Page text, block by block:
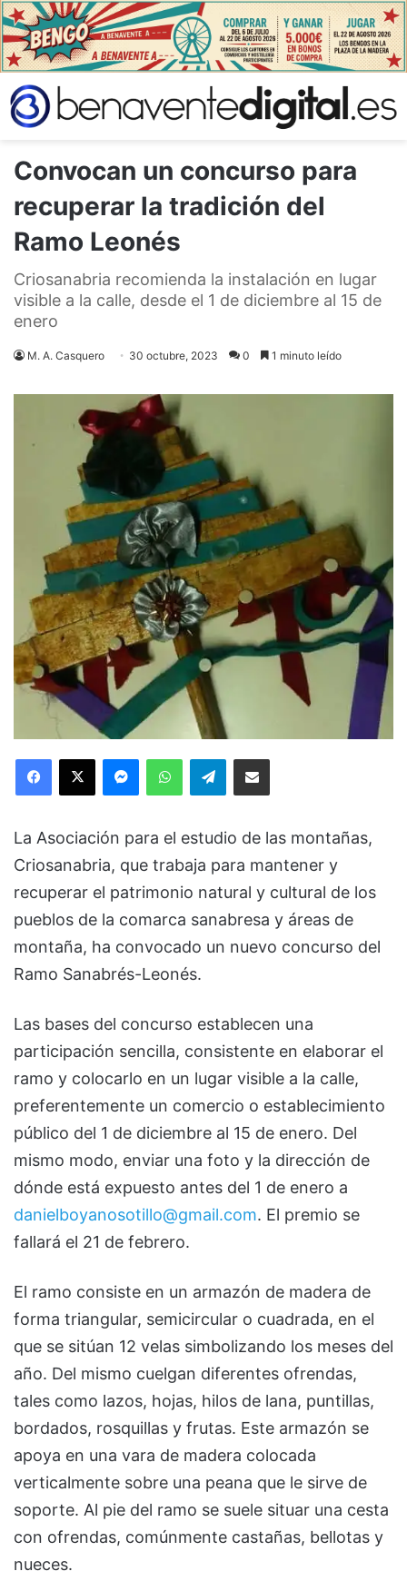
Convocan un concurso para
recuperar la tradición del
Ramo Leonés
Criosanabria recomienda la instalación en lugar
visible a la calle, desde el 1 de diciembre al 15 de
enero
M. A. Casquero 30 octubre, 2023 0 1 minuto leído
Facebook
X MessengerWhatsAppTelegramCompartir via Email
La Asociación para el estudio de las montañas,
Criosanabria, que trabaja para mantener y
recuperar el patrimonio natural y cultural de los
pueblos de la comarca sanabresa y áreas de
montaña, ha convocado un nuevo concurso del
Ramo Sanabrés-Leonés.
Las bases del concurso establecen una
participación sencilla, consistente en elaborar el
ramo y colocarlo en un lugar visible a la calle,
preferentemente un comercio o establecimiento
público del 1 de diciembre al 15 de enero. Del
mismo modo, enviar una foto y la dirección de
dónde está expuesto antes del 1 de enero a
danielboyanosotillo@gmail.com. El premio se
fallará el 21 de febrero.
El ramo consiste en un armazón de madera de
forma triangular, semicircular o cuadrada, en el
que se sitúan 12 velas simbolizando los meses del
año. Del mismo cuelgan diferentes ofrendas,
tales como lazos, hojas, hilos de lana, puntillas,
bordados, rosquillas y frutas. Este armazón se
apoya en una vara de madera colocada
verticalmente sobre una peana que le sirve de
soporte. Al pie del ramo se suele situar una cesta
con ofrendas, comúnmente castañas, bellotas y
nueces.